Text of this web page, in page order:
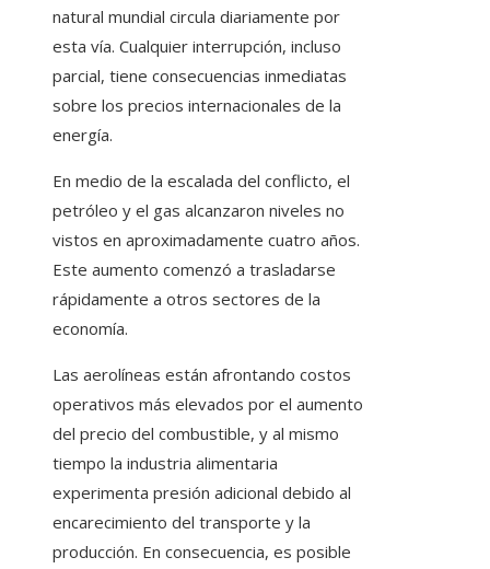
natural mundial circula diariamente por
esta vía. Cualquier interrupción, incluso
parcial, tiene consecuencias inmediatas
sobre los precios internacionales de la
energía.
En medio de la escalada del conflicto, el
petróleo y el gas alcanzaron niveles no
vistos en aproximadamente cuatro años.
Este aumento comenzó a trasladarse
rápidamente a otros sectores de la
economía.
Las aerolíneas están afrontando costos
operativos más elevados por el aumento
del precio del combustible, y al mismo
tiempo la industria alimentaria
experimenta presión adicional debido al
encarecimiento del transporte y la
producción. En consecuencia, es posible